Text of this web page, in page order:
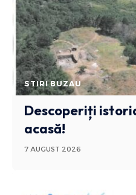
STIRI BUZAU
Descoperiți
acasă!
7 AUGUST 2026